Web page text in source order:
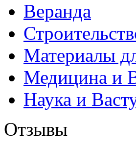
Веранда
Материалы
Медицина и
Наука и
Отзывы